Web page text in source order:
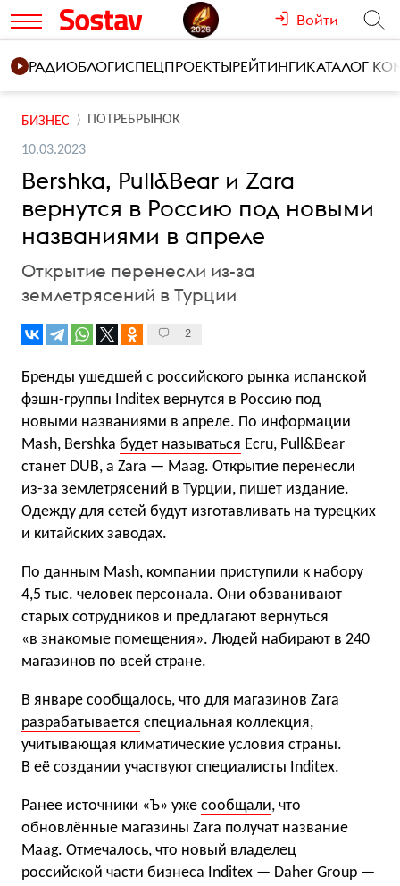
Войти
РАДИОБЛОГИСПЕЦПРОЕКТЫРЕЙТИНГИКАТАЛОГ
БИЗНЕС ПОТРЕБРЫНОК
10.03.2023
Bershka, Pull&Bear и Zara
вернутся в Россию под новыми
названиями в апреле
Открытие перенесли из-за
землетрясений в Турции
2
Бренды ушедшей с российского рынка испанской
фэшн-группы Inditex вернутся в Россию под
новыми названиями в апреле. По информации
Mash, Bershka будет называться Ecru, Pull&Bear
станет DUB, а Zara — Maag. Открытие перенесли
из-за землетрясений в Турции, пишет издание.
Одежду для сетей будут изготавливать на турецких
и китайских заводах.
По данным Mash, компании приступили к набору
4,5 тыс. человек персонала. Они обзванивают
старых сотрудников и предлагают вернуться
«в знакомые помещения». Людей набирают в 240
магазинов по всей стране.
В январе сообщалось, что для магазинов Zara
разрабатывается специальная коллекция,
учитывающая климатические условия страны.
В её создании участвуют специалисты Inditex.
Ранее источники «Ъ» уже сообщали, что
обновлённые магазины Zara получат название
Maag. Отмечалось, что новый владелец
российской части бизнеса Inditex — Daher Group —